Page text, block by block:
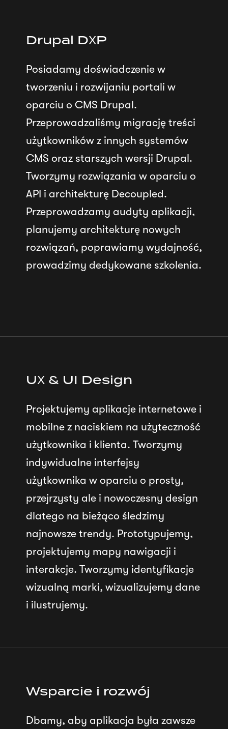
Drupal DXP
Posiadamy doświadczenie w
tworzeniu i rozwijaniu portali w
oparciu o CMS Drupal.
Przeprowadzaliśmy migrację treści
użytkowników z innych systemów
CMS oraz starszych wersji Drupal.
Tworzymy rozwiązania w oparciu o
API i architekturę Decoupled.
Przeprowadzamy audyty aplikacji,
planujemy architekturę nowych
rozwiązań, poprawiamy wydajność,
prowadzimy dedykowane szkolenia.
UX & UI Design
Projektujemy aplikacje internetowe i
mobilne z naciskiem na użyteczność
użytkownika i klienta. Tworzymy
indywidualne interfejsy
użytkownika w oparciu o prosty,
przejrzysty ale i nowoczesny design
dlatego na bieżąco śledzimy
najnowsze trendy. Prototypujemy,
projektujemy mapy nawigacji i
interakcje. Tworzymy identyfikacje
wizualną marki, wizualizujemy dane
i ilustrujemy.
Wsparcie i rozwój
Dbamy, aby aplikacja była zawsze